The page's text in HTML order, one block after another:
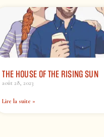
THE HOUSE OF THE RISING SUN
août 28, 2023
Lire la suite »